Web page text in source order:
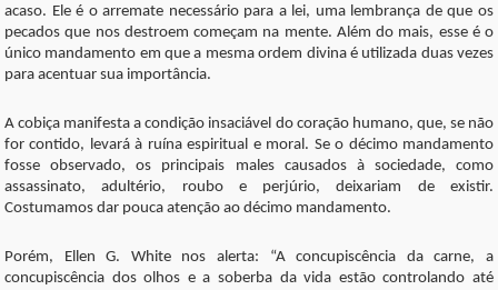
acaso. Ele é o arremate necessário para a lei, uma lembrança de que os
pecados que nos destroem começam na mente. Além do mais, esse é o
único mandamento em que a mesma ordem divina é utilizada duas vezes
para acentuar sua importância.
A cobiça manifesta a condição insaciável do coração humano, que, se não
for contido, levará à ruína espiritual e moral. Se o décimo mandamento
fosse observado, os principais males causados à sociedade, como
assassinato, adultério, roubo e perjúrio, deixariam de existir.
Costumamos dar pouca atenção ao décimo mandamento.
Porém, Ellen G. White nos alerta: “A concupiscência da carne, a
concupiscência dos olhos e a soberba da vida estão controlando até